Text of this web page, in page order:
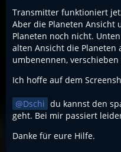
Transmitter funktioniert
Aber die Planeten Ansicht
Planeten noch nicht.
alten Ansicht die Planeten
umbenennen, verschieben
Ich hoffe auf dem
Dschi du kannst den
geht. Bei mir passiert
Danke für eure Hilfe.